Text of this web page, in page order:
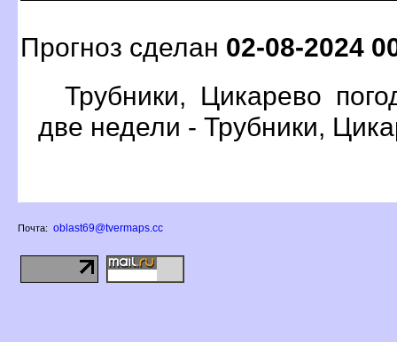
Прогноз сделан 02-08-2024
Трубники, Цикарево
две недели - Трубники,
Почта: oblast69@tvermaps.cc